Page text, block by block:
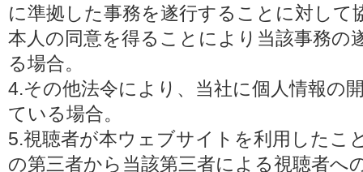
に準拠した事務を遂行することに対して
本人の同意を得ることにより当該事務の
る場合。
4.その他法令により、当社に個人情報の
ている場合。
5.視聴者が本ウェブサイトを利用したこ
の第三者から当該第三者による視聴者へ